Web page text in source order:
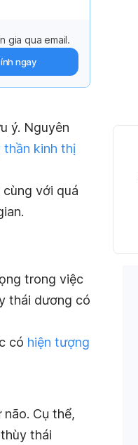
gia qua email.
ngay
ý. Nguyên
thần kinh thị
với quá
trong việc
thái dương có
có hiện tượng
Cụ thể,
thái